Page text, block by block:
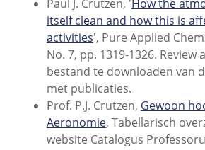
Paul J. Crutzen, 'How the
itself clean and how this is
activities', Pure Applied
No. 7, pp. 1319-1326. Review
bestand te downloaden van
met publicaties.
Prof. P.J. Crutzen, Gewoon
Aeronomie, Tabellarisch
website Catalogus